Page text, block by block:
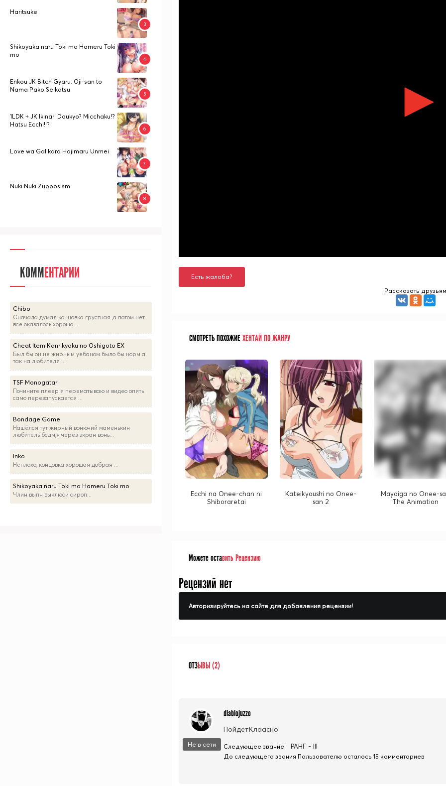
Есть жалоба?
Рассказать друзьям
СМОТРЕТЬ ПОХОЖИЕХЕНТАЙ ПО ЖАНРУ
Ecchi na Onee-chan ni
Shiboraretai
Kateikyoushi no Onee-
san 2
Mayoiga no Onee-
The Animation
Можете оставить Рецензию
Рецензий нет
Авторизируйтесь на сайте для добавления рецензии!
ОТЗЫВЫ (2)
Не в сети
diablojuzzo
ПойдетКлаасно
Следующее звание: РАНГ - III
До следующего звания Пользователю осталось 15 комментариев
Haritsuke
Shikoyaka naru Toki mo Hameru Toki
mo
Enkou JK Bitch Gyaru: Oji-san to
Nama Pako Seikatsu
1LDK + JK Ikinari Doukyo? Micchaku!?
Hatsu Ecchi!!?
Love wa Gal kara Hajimaru Unmei
Nuki Nuki Zupposism
КОММЕНТАРИИ
Chibo
Сначала думал концовка грустная ,а потом нет
все оказалось хорошо ...
Cheat Item Kanrikyoku no Oshigoto EX
Был бы он не жирным уебаном было бы норм а
так на любителя ...
TSF Monogatari
Почините плеер я перематываю и видео опять
само перезапускается ...
Bondage Game
Нашёлся тут жирный вонючий маменькин
любитель бсдм,я через экран вонь...
Inko
Неплохо, концовка хорошая добрая ...
Shikoyaka naru Toki mo Hameru Toki mo
Члин выпн выклюси сироп...